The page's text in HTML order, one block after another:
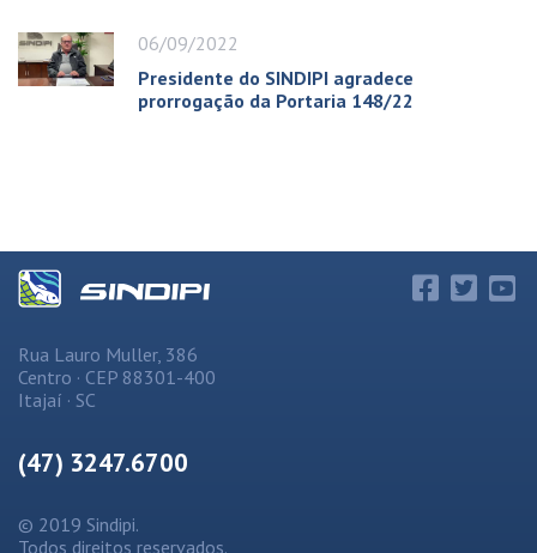
06/09/2022
Presidente do SINDIPI agradece
prorrogação da Portaria 148/22
Rua Lauro Muller, 386
Centro · CEP 88301-400
Itajaí · SC
(47) 3247.6700
© 2019 Sindipi.
Todos direitos reservados.